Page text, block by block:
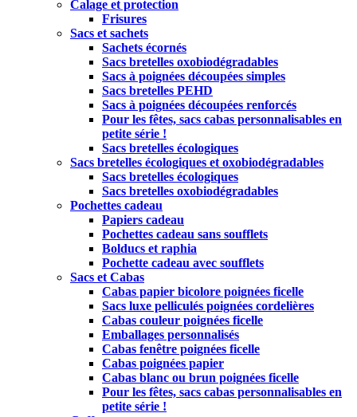
Calage et protection
Frisures
Sacs et sachets
Sachets écornés
Sacs bretelles oxobiodégradables
Sacs à poignées découpées simples
Sacs bretelles PEHD
Sacs à poignées découpées renforcés
Pour les fêtes, sacs cabas personnalisables en
petite série !
Sacs bretelles écologiques
Sacs bretelles écologiques et oxobiodégradables
Sacs bretelles écologiques
Sacs bretelles oxobiodégradables
Pochettes cadeau
Papiers cadeau
Pochettes cadeau sans soufflets
Bolducs et raphia
Pochette cadeau avec soufflets
Sacs et Cabas
Cabas papier bicolore poignées ficelle
Sacs luxe pelliculés poignées cordelières
Cabas couleur poignées ficelle
Emballages personnalisés
Cabas fenêtre poignées ficelle
Cabas poignées papier
Cabas blanc ou brun poignées ficelle
Pour les fêtes, sacs cabas personnalisables en
petite série !